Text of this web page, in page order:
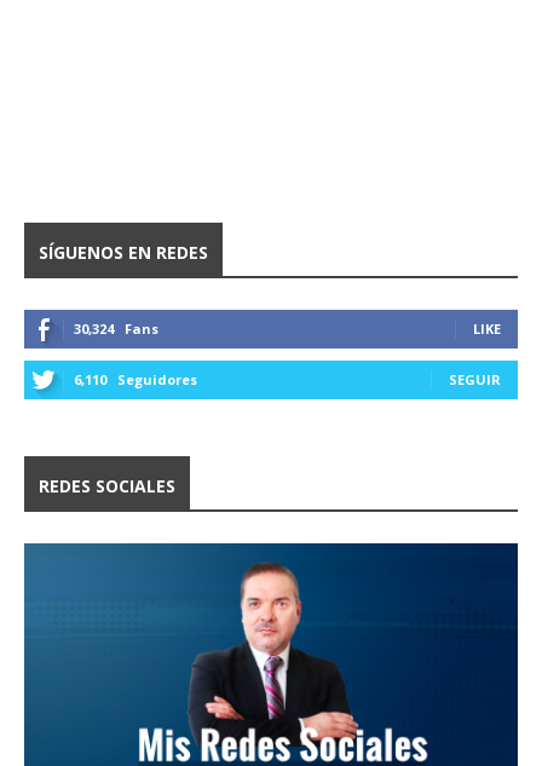
SÍGUENOS EN REDES
30,324 Fans LIKE
6,110 Seguidores SEGUIR
REDES SOCIALES